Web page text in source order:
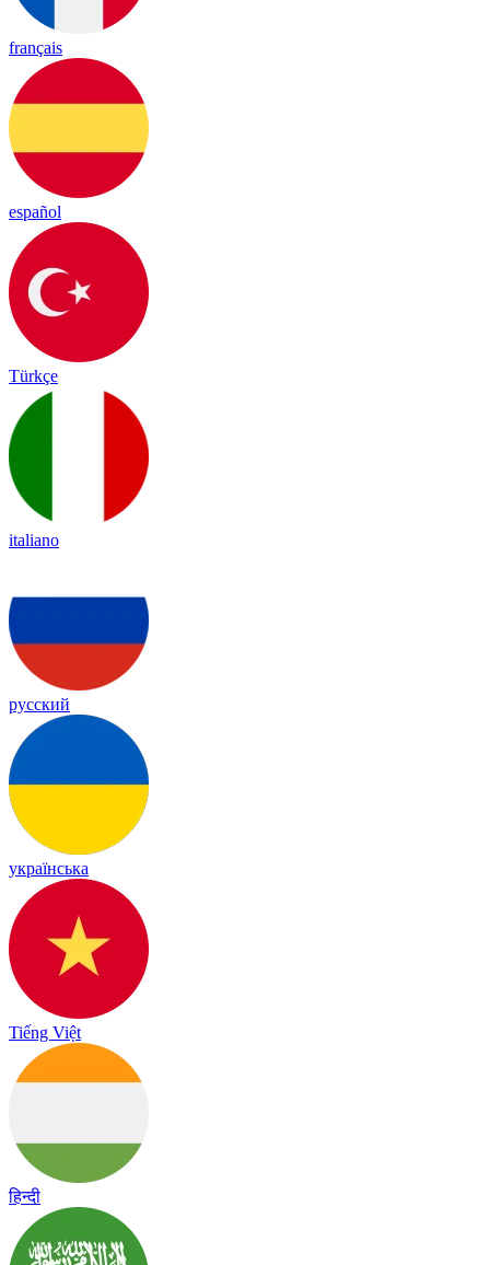
français
español
Türkçe
italiano
русский
українська
Tiếng Việt
हिन्दी